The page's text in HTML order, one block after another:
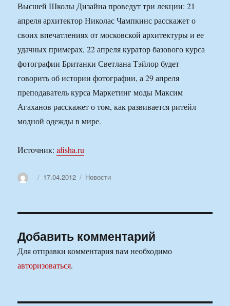
Высшей Школы Дизайна проведут три лекции: 21
апреля архитектор Николас Чампкинс расскажет о
своих впечатлениях от московской архитектуры и ее
удачных примерах, 22 апреля куратор базового курса
фотографии Британки Светлана Тэйлор будет
говорить об истории фотографии, а 29 апреля
преподаватель курса Маркетинг моды Максим
Агаханов расскажет о том, как развивается ритейл
модной одежды в мире.
Источник:afisha.ru
АвторОпубликовано
17.04.2012 Рубрики
Новости
Добавить комментарий
Для отправки комментария вам необходимо
авторизоваться.